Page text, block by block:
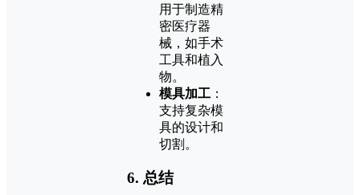
用于制造精
密医疗器
械，如手术
工具和植入
物。
模具加工 ：
支持复杂模
具的设计和
切割。
6. 总结